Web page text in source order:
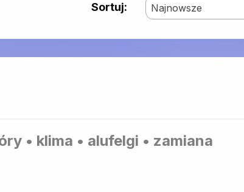
Sortuj: Najnowsze
• klima • alufelgi • zamiana